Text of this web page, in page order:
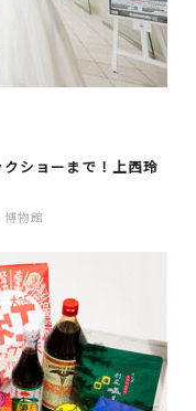
ショーまで！上西玲
博物館